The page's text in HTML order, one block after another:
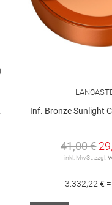
ZUR WUNSCHLISTE
Inf. Bronze Sunlight
41,00 €
inkl. MwSt. zzgl.
3.332,22 €